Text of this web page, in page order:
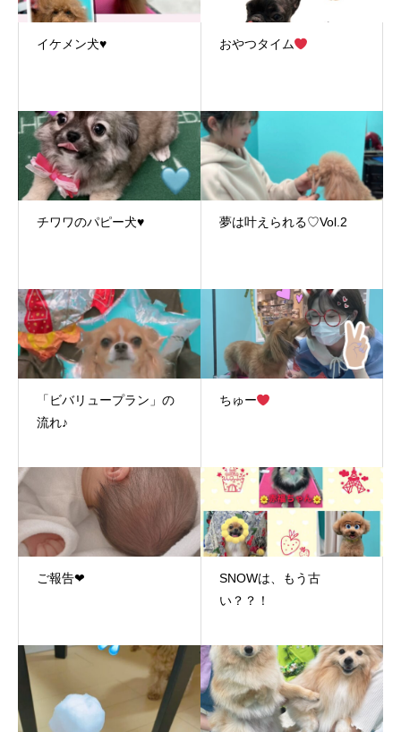
イケメン犬♥ おやつタイム
チワワのパピー犬♥ 夢は叶えられる♡Vol.2
「ビバリュープラン」の
流れ♪
ちゅー
ご報告❤︎
SNOWは、もう古
い？？！